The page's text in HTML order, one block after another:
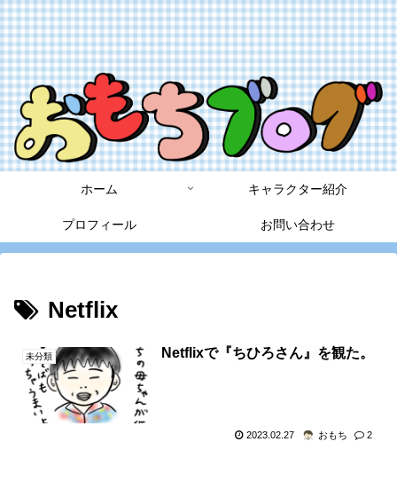
ホーム キャラクター紹介
プロフィール お問い合わせ
Netflix
未分類 Netflixで『ちひろさん』を観た。
2023.02.27 おもち 2